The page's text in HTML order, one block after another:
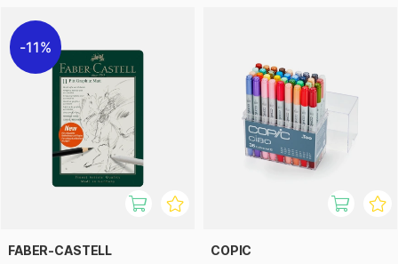
11%
FABER-CASTELL COPIC